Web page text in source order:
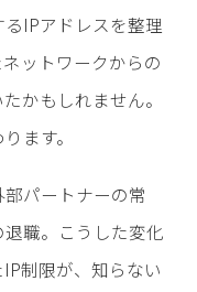
IPアドレスを整理
ットワークからの
かもしれません。
ます。
パートナーの常
職。こうした変化
制限が、知らない